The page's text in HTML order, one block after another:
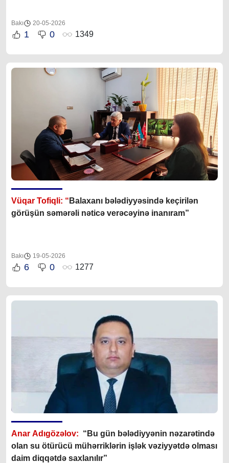
Bakı 20-05-2026
1 0 1349
Vüqar Tofiqli: “ Balaxanı bələdiyyəsində keçirilən
görüşün səmərəli nəticə verəcəyinə inanıram”
Bakı 19-05-2026
6 0 1277
Anar Adıgözəlov: “Bu gün bələdiyyənin nəzarətində
olan su ötürücü mühərriklərin işlək vəziyyətdə olması
daim diqqətdə saxlanılır”